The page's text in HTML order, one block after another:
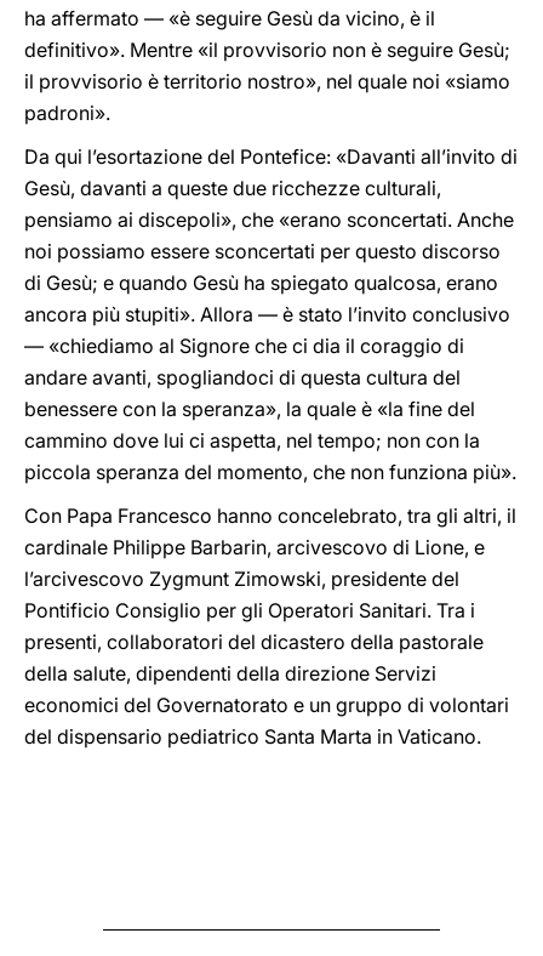
ha affermato — «è seguire Gesù da vicino, è il
definitivo». Mentre «il provvisorio non è seguire Gesù;
il provvisorio è territorio nostro», nel quale noi «siamo
padroni».
Da qui l’esortazione del Pontefice: «Davanti all’invito di
Gesù, davanti a queste due ricchezze culturali,
pensiamo ai discepoli», che «erano sconcertati. Anche
noi possiamo essere sconcertati per questo discorso
di Gesù; e quando Gesù ha spiegato qualcosa, erano
ancora più stupiti». Allora — è stato l’invito conclusivo
— «chiediamo al Signore che ci dia il coraggio di
andare avanti, spogliandoci di questa cultura del
benessere con la speranza», la quale è «la fine del
cammino dove lui ci aspetta, nel tempo; non con la
piccola speranza del momento, che non funziona più».
Con Papa Francesco hanno concelebrato, tra gli altri, il
cardinale Philippe Barbarin, arcivescovo di Lione, e
l’arcivescovo Zygmunt Zimowski, presidente del
Pontificio Consiglio per gli Operatori Sanitari. Tra i
presenti, collaboratori del dicastero della pastorale
della salute, dipendenti della direzione Servizi
economici del Governatorato e un gruppo di volontari
del dispensario pediatrico Santa Marta in Vaticano.